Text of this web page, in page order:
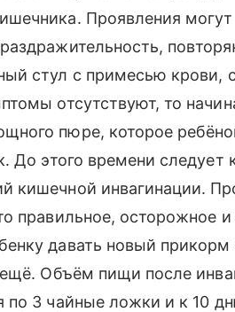
Проявления
стул с примесью крови,
отсутствуют, то
пюре, которое
До этого времени
кишечной инвагинации.
правильное, осторожное
давать новый
Объём пищи после
по 3 чайные ложки и к 10